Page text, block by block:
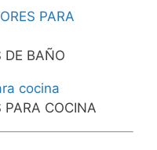
DE BAÑO
PARA COCINA